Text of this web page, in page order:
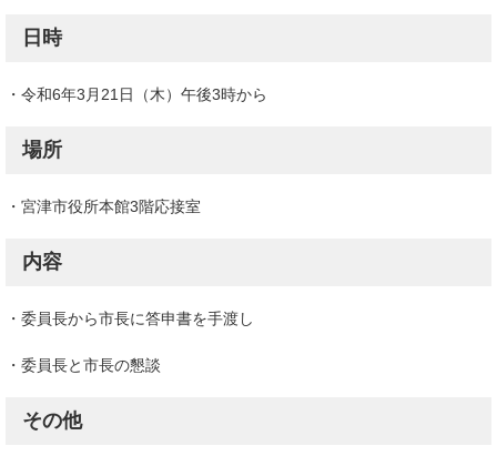
​日時
・令和6年3月21日（木）午後3時から
場所
・宮津市役所本館3階応接室
内容
・委員長から市長に答申書を手渡し
・委員長と市長の懇談
その他